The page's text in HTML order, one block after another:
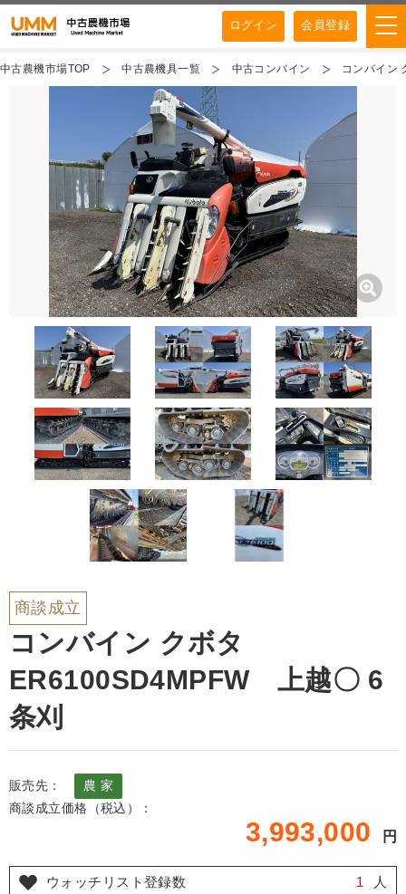
ログイン 会員登録
中古農機市場TOP 中古農機具一覧 中古コンバイン コンバイン
商談成立
コンバイン クボタ
ER6100SD4MPFW 上越〇 6
条刈
販売先：
農 家
商談成立価格（税込）：
3,993,000 円
ウォッチリスト登録数 1 人